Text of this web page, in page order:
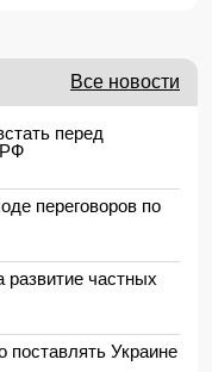
Все новости
перед
РФ
переговоров по
частных
Украине